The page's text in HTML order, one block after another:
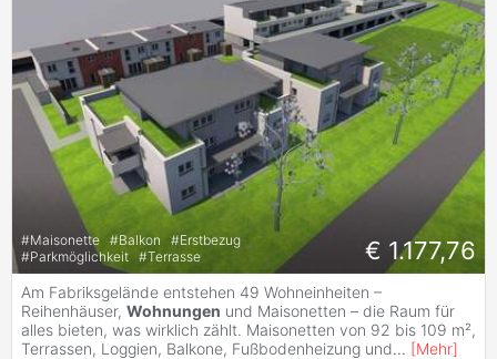
#Maisonette #Balkon #Erstbezug
#Parkmöglichkeit #Terrasse € 1.177,76
Am Fabriksgelände entstehen 49 Wohneinheiten –
Reihenhäuser, Wohnungen und Maisonetten – die Raum für
alles bieten, was wirklich zählt. Maisonetten von 92 bis 109 m²,
Terrassen, Loggien, Balkone, Fußbodenheizung und... [Mehr]